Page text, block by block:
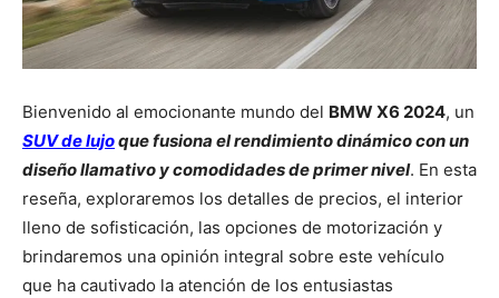
Bienvenido al emocionante mundo del BMW X6 2024, un
SUV de lujoque fusiona el rendimiento dinámico con un
diseño llamativo y comodidades de primer nivel. En esta
reseña, exploraremos los detalles de precios, el interior
lleno de sofisticación, las opciones de motorización y
brindaremos una opinión integral sobre este vehículo
que ha cautivado la atención de los entusiastas